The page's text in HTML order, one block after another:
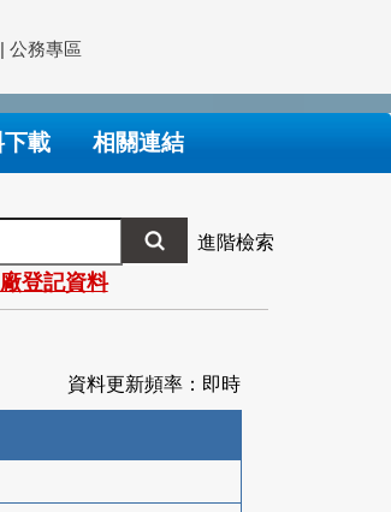
| 公務專區
下載 相關連結
進階檢索
登記資料
資料更新頻率：即時